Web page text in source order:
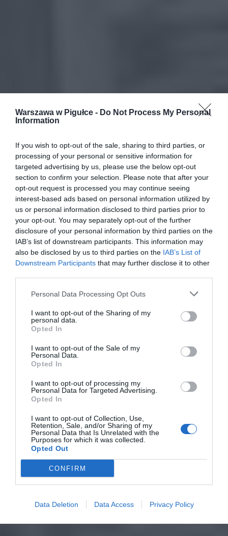
Warszawa w Pigułce - Do Not Process My Personal
Information
If you wish to opt-out of the sale, sharing to third parties, or
processing of your personal or sensitive information for
targeted advertising by us, please use the below opt-out
section to confirm your selection. Please note that after your
opt-out request is processed you may continue seeing
interest-based ads based on personal information utilized by
us or personal information disclosed to third parties prior to
your opt-out. You may separately opt-out of the further
disclosure of your personal information by third parties on the
IAB’s list of downstream participants. This information may
also be disclosed by us to third parties on the IAB’s List of
Downstream Participants that may further disclose it to other
Personal Data Processing Opt Outs
I want to opt-out of the Sharing of my
personal data.
Opted In
I want to opt-out of the Sale of my
Personal Data.
Opted In
I want to opt-out of processing my
Personal Data for Targeted Advertising.
Opted In
I want to opt-out of Collection, Use,
Retention, Sale, and/or Sharing of my
Personal Data that Is Unrelated with the
Purposes for which it was collected.
Opted Out
CONFIRM
Data Deletion Data Access Privacy Policy